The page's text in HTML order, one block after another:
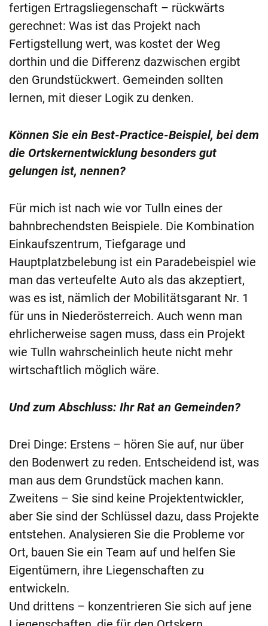
fertigen Ertragsliegenschaft – rückwärts
gerechnet: Was ist das Projekt nach
Fertigstellung wert, was kostet der Weg
dorthin und die Differenz dazwischen ergibt
den Grundstückwert. Gemeinden sollten
lernen, mit dieser Logik zu denken.
Können Sie ein Best-Practice-Beispiel, bei dem
die Ortskernentwicklung besonders gut
gelungen ist, nennen?
Für mich ist nach wie vor Tulln eines der
bahnbrechendsten Beispiele. Die Kombination
Einkaufszentrum, Tiefgarage und
Hauptplatzbelebung ist ein Paradebeispiel wie
man das verteufelte Auto als das akzeptiert,
was es ist, nämlich der Mobilitätsgarant Nr. 1
für uns in Niederösterreich. Auch wenn man
ehrlicherweise sagen muss, dass ein Projekt
wie Tulln wahrscheinlich heute nicht mehr
wirtschaftlich möglich wäre.
Und zum Abschluss: Ihr Rat an Gemeinden?
Drei Dinge: Erstens – hören Sie auf, nur über
den Bodenwert zu reden. Entscheidend ist, was
man aus dem Grundstück machen kann.
Zweitens – Sie sind keine Projektentwickler,
aber Sie sind der Schlüssel dazu, dass Projekte
entstehen. Analysieren Sie die Probleme vor
Ort, bauen Sie ein Team auf und helfen Sie
Eigentümern, ihre Liegenschaften zu
entwickeln.
Und drittens – konzentrieren Sie sich auf jene